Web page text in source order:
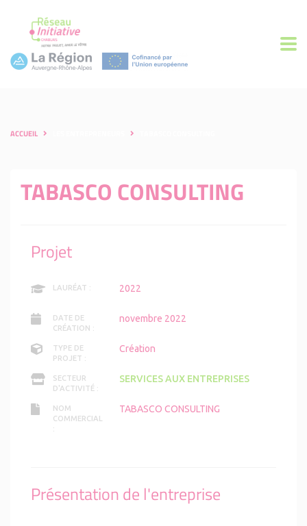
ACCUEIL
TABASCO CONSULTING
Projet
LAURÉAT : 2022
DATE DE
CRÉATION :
novembre 2022
TYPE DE
PROJET :
Création
SECTEUR
D'ACTIVITÉ :
SERVICES AUX ENTREPRISES
NOM
COMMERCIAL
:
TABASCO CONSULTING
Présentation de l'entreprise